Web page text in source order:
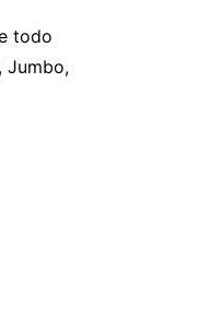
todo
Jumbo,